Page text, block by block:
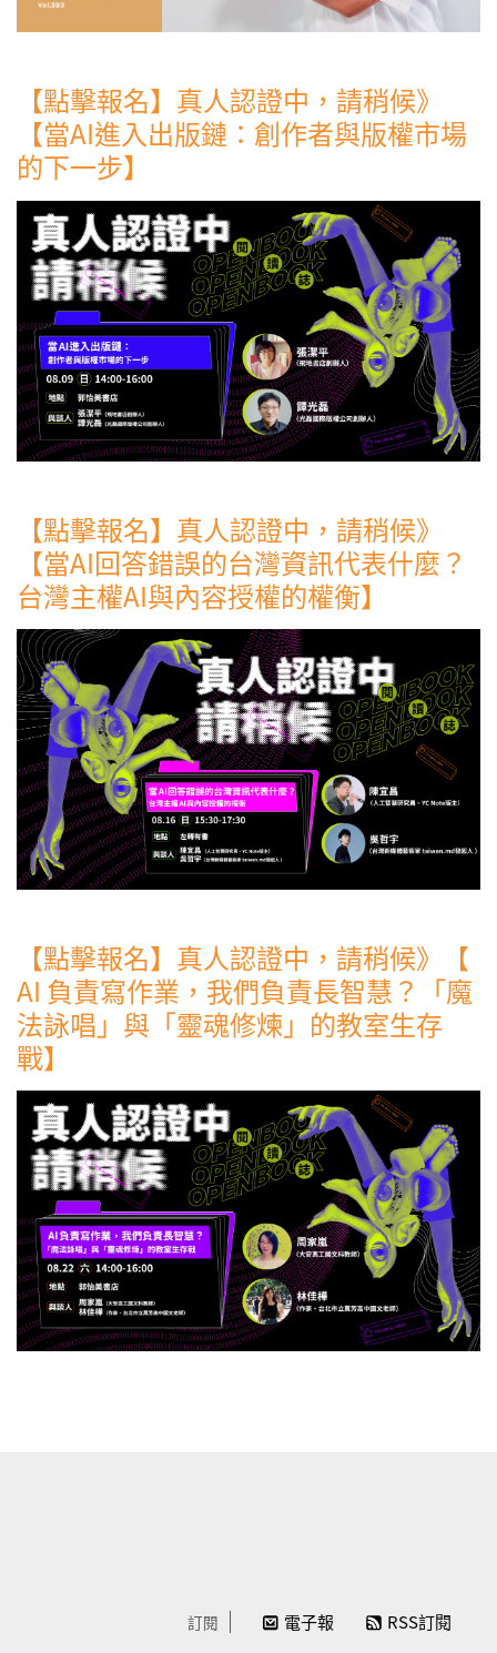
【點擊報名】真人認證中，請稍候》
【當AI進入出版鏈：創作者與版權市場
的下一步】
【點擊報名】真人認證中，請稍候》
【當AI回答錯誤的台灣資訊代表什麼？
台灣主權AI與內容授權的權衡】
【點擊報名】真人認證中，請稍候》【
AI 負責寫作業，我們負責長智慧？「魔
法詠唱」與「靈魂修煉」的教室生存
戰】
訂閱 電子報 RSS訂閱